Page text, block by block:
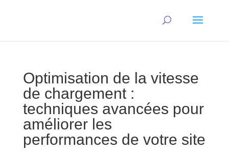
Optimisation de la vitesse
de chargement :
techniques avancées pour
améliorer les
performances de votre site